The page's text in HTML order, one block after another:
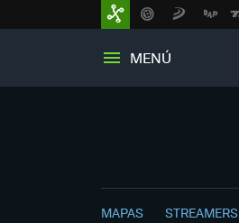
MENÚ
MAPAS STREAMERS